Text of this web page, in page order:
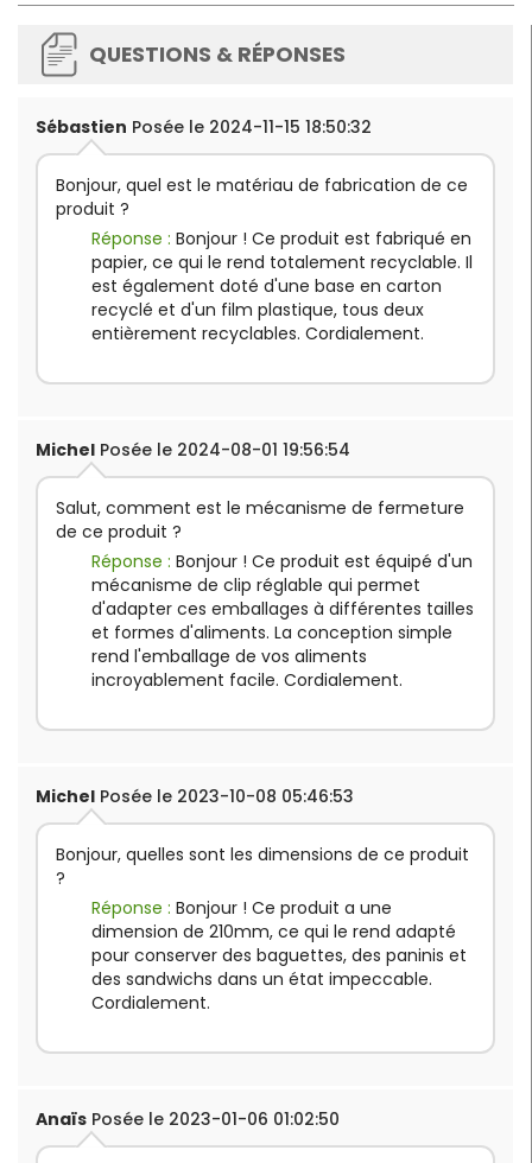
QUESTIONS & RÉPONSES
Sébastien Posée le 2024-11-15 18:50:32
Bonjour, quel est le matériau de fabrication de ce
produit ?
Réponse : Bonjour ! Ce produit est fabriqué en
papier, ce qui le rend totalement recyclable. Il
est également doté d'une base en carton
recyclé et d'un film plastique, tous deux
entièrement recyclables. Cordialement.
Michel Posée le 2024-08-01 19:56:54
Salut, comment est le mécanisme de fermeture
de ce produit ?
Réponse : Bonjour ! Ce produit est équipé d'un
mécanisme de clip réglable qui permet
d'adapter ces emballages à différentes tailles
et formes d'aliments. La conception simple
rend l'emballage de vos aliments
incroyablement facile. Cordialement.
Michel Posée le 2023-10-08 05:46:53
Bonjour, quelles sont les dimensions de ce produit
?
Réponse : Bonjour ! Ce produit a une
dimension de 210mm, ce qui le rend adapté
pour conserver des baguettes, des paninis et
des sandwichs dans un état impeccable.
Cordialement.
Anaïs Posée le 2023-01-06 01:02:50